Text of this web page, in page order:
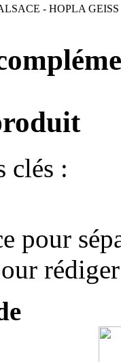
- HOPLA GEISS
clés :
pour